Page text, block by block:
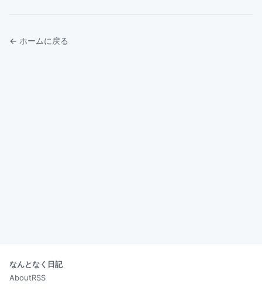
← ホームに戻る
なんとなく日記
AboutRSS